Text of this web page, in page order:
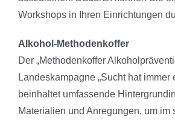
Workshops in Ihren Einrichtungen
Alkohol-Methodenkoffer
Der „Methodenkoffer
Landeskampagne „Sucht hat immer
beinhaltet umfassende
Materialien und Anregungen, um im